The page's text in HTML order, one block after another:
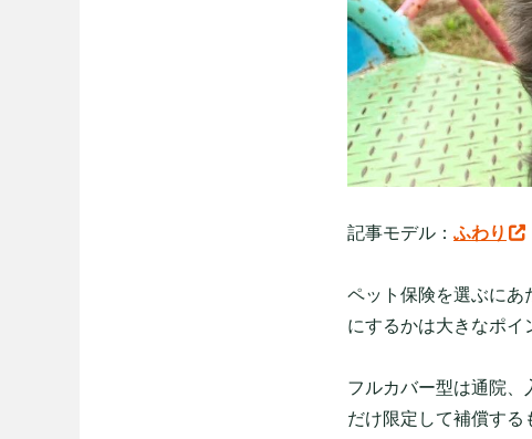
記事モデル： ふわり
ペット保険を選ぶにあ
にするかは大きなポイ
フルカバー型は通院
だけ限定して補償する